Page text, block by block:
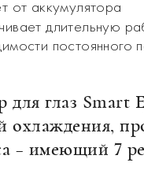
от аккумулятора
длительную
постоянного
для глаз Smart
охлаждения,
– имеющий 7